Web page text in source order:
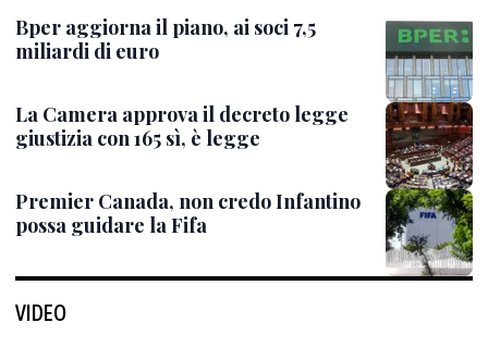
Bper aggiorna il piano, ai soci 7,5
miliardi di euro
La Camera approva il decreto legge
giustizia con 165 sì, è legge
Premier Canada, non credo Infantino
possa guidare la Fifa
VIDEO